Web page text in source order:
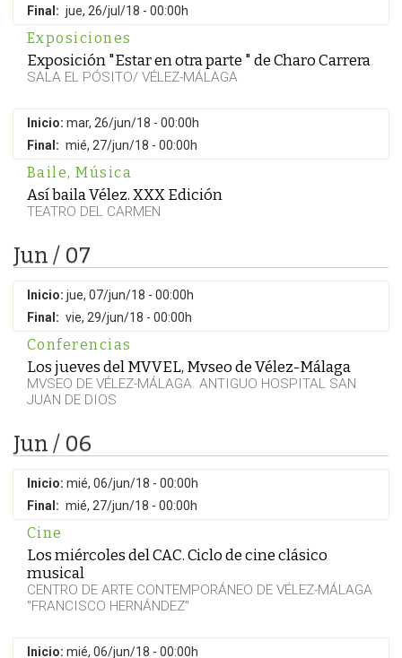
Final: jue, 26/jul/18 - 00:00h
Exposiciones
Exposición "Estar en otra parte " de Charo Carrera
SALA EL PÓSITO/ VÉLEZ-MÁLAGA
Inicio: mar, 26/jun/18 - 00:00h
Final: mié, 27/jun/18 - 00:00h
Baile, Música
Así baila Vélez. XXX Edición
TEATRO DEL CARMEN
Jun / 07
Inicio: jue, 07/jun/18 - 00:00h
Final: vie, 29/jun/18 - 00:00h
Conferencias
Los jueves del MVVEL, Mvseo de Vélez-Málaga
MVSEO DE VÉLEZ-MÁLAGA. ANTIGUO HOSPITAL SAN
JUAN DE DIOS
Jun / 06
Inicio: mié, 06/jun/18 - 00:00h
Final: mié, 27/jun/18 - 00:00h
Cine
Los miércoles del CAC. Ciclo de cine clásico
musical
CENTRO DE ARTE CONTEMPORÁNEO DE VÉLEZ-MÁLAGA
"FRANCISCO HERNÁNDEZ"
Inicio: mié, 06/jun/18 - 00:00h